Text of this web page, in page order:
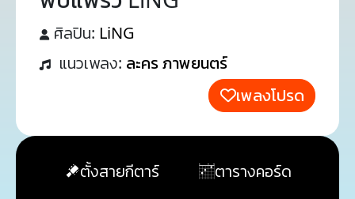
ศิลปิน: LiNG
แนวเพลง: ละคร ภาพยนตร์
เพลงโปรด
ตั้งสายกีตาร์
ตารางคอร์ด